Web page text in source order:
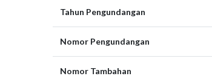
Tahun Pengundangan
Nomor Pengundangan
Nomor Tambahan